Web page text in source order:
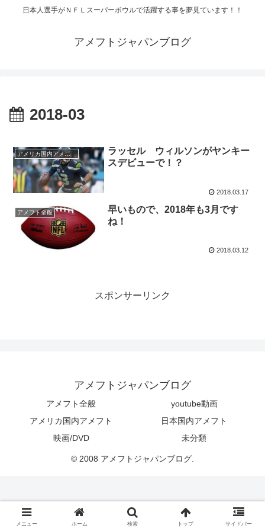
日本人選手がＮＦＬスーパーボウルで活躍する事を夢見ています！！
アメフトジャパンブログ
2018-03
アメリカ国内アメフト
ラッセル ウィルソンがヤンキー
スデビューで！？
2018.03.17
アメフト全般
早いもので、2018年も3月です
ね！
2018.03.12
スポンサーリンク
アメフトジャパンブログ
アメフト全般
youtube動画
アメリカ国内アメフト
日本国内アメフト
映画/DVD
未分類
© 2008 アメフトジャパンブログ.
メニュー ホーム 検索 トップ サイドバー